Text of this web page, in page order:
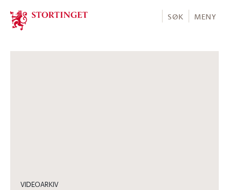
Stortinget.no
SØK MENY
VIDEOARKIV